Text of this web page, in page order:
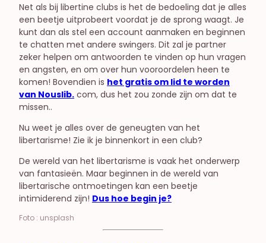
Net als bij libertine clubs is het de bedoeling dat je alles
een beetje uitprobeert voordat je de sprong waagt. Je
kunt dan als stel een account aanmaken en beginnen
te chatten met andere swingers. Dit zal je partner
zeker helpen om antwoorden te vinden op hun vragen
en angsten, en om over hun vooroordelen heen te
komen! Bovendien is het gratis om lid te worden
van Nouslib. com, dus het zou zonde zijn om dat te
missen..
Nu weet je alles over de geneugten van het
libertarisme! Zie ik je binnenkort in een club?
De wereld van het libertarisme is vaak het onderwerp
van fantasieën. Maar beginnen in de wereld van
libertarische ontmoetingen kan een beetje
intimiderend zijn! Dus hoe begin je?
Foto : unsplash